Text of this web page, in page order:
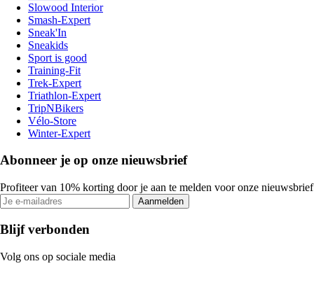
Slowood Interior
Smash-Expert
Sneak'In
Sneakids
Sport is good
Training-Fit
Trek-Expert
Triathlon-Expert
TripNBikers
Vélo-Store
Winter-Expert
Abonneer je op onze nieuwsbrief
Profiteer van 10% korting door je aan te melden voor onze nieuwsbrief
Aanmelden
Blijf verbonden
Volg ons op sociale media